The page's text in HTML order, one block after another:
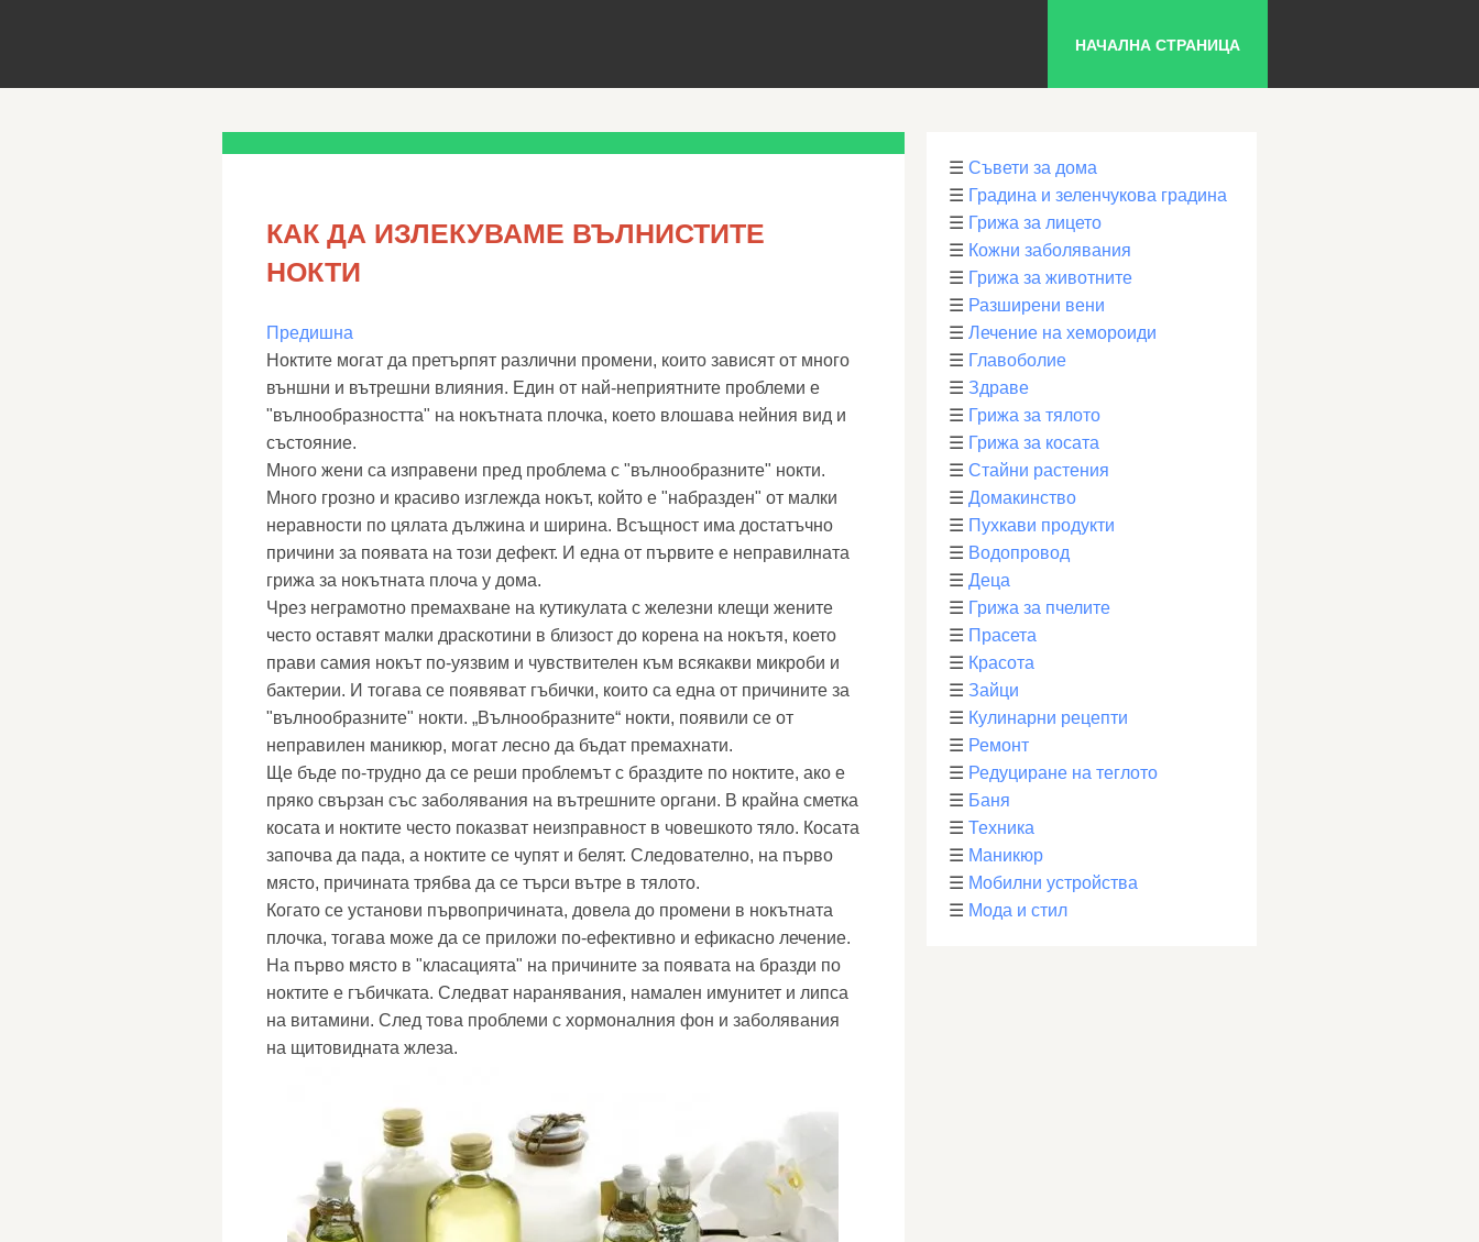
НАЧАЛНА СТРАНИЦА
КАК ДА ИЗЛЕКУВАМЕ ВЪЛНИСТИТЕ
НОКТИ
Предишна
Ноктите могат да претърпят различни промени, които зависят от много
външни и вътрешни влияния. Един от най-неприятните проблеми е
"вълнообразността" на нокътната плочка, което влошава нейния вид и
състояние.
Много жени са изправени пред проблема с "вълнообразните" нокти.
Много грозно и красиво изглежда нокът, който е "набразден" от малки
неравности по цялата дължина и ширина. Всъщност има достатъчно
причини за появата на този дефект. И една от първите е неправилната
грижа за нокътната плоча у дома.
Чрез неграмотно премахване на кутикулата с железни клещи жените
често оставят малки драскотини в близост до корена на нокътя, което
прави самия нокът по-уязвим и чувствителен към всякакви микроби и
бактерии. И тогава се появяват гъбички, които са една от причините за
"вълнообразните" нокти. „Вълнообразните“ нокти, появили се от
неправилен маникюр, могат лесно да бъдат премахнати.
Ще бъде по-трудно да се реши проблемът с браздите по ноктите, ако е
пряко свързан със заболявания на вътрешните органи. В крайна сметка
косата и ноктите често показват неизправност в човешкото тяло. Косата
започва да пада, а ноктите се чупят и белят. Следователно, на първо
място, причината трябва да се търси вътре в тялото.
Когато се установи първопричината, довела до промени в нокътната
плочка, тогава може да се приложи по-ефективно и ефикасно лечение.
На първо място в "класацията" на причините за появата на бразди по
ноктите е гъбичката. Следват наранявания, намален имунитет и липса
на витамини. След това проблеми с хормоналния фон и заболявания
на щитовидната жлеза.
☰ Съвети за дома
☰ Градина и зеленчукова градина
☰ Грижа за лицето
☰ Кожни заболявания
☰ Грижа за животните
☰ Разширени вени
☰ Лечение на хемороиди
☰ Главоболие
☰ Здраве
☰ Грижа за тялото
☰ Грижа за косата
☰ Стайни растения
☰ Домакинство
☰ Пухкави продукти
☰ Водопровод
☰ Деца
☰ Грижа за пчелите
☰ Прасета
☰ Красота
☰ Зайци
☰ Кулинарни рецепти
☰ Ремонт
☰ Редуциране на теглото
☰ Баня
☰ Техника
☰ Маникюр
☰ Мобилни устройства
☰ Мода и стил